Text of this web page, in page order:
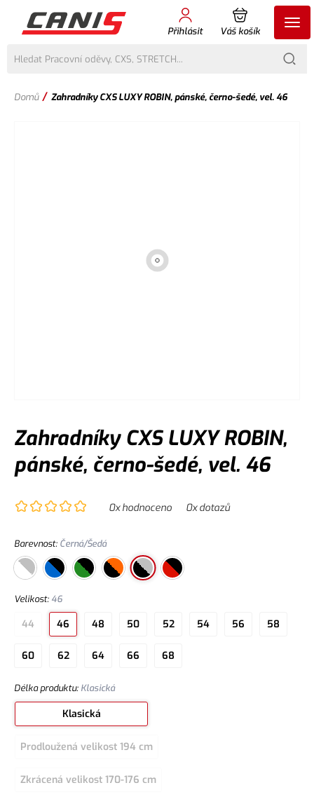
Přihlásit Váš košík
Domů / Zahradníky CXS LUXY ROBIN, pánské, černo-šedé, vel. 46
Zahradníky CXS LUXY ROBIN,
pánské, černo-šedé, vel. 46
0x hodnoceno 0x dotazů
Barevnost: Černá/Šedá
Velikost: 46
44 46 48 50 52 54 56 58
60 62 64 66 68
Délka produktu: Klasická
Klasická
Prodloužená velikost 194 cm
Zkrácená velikost 170-176 cm